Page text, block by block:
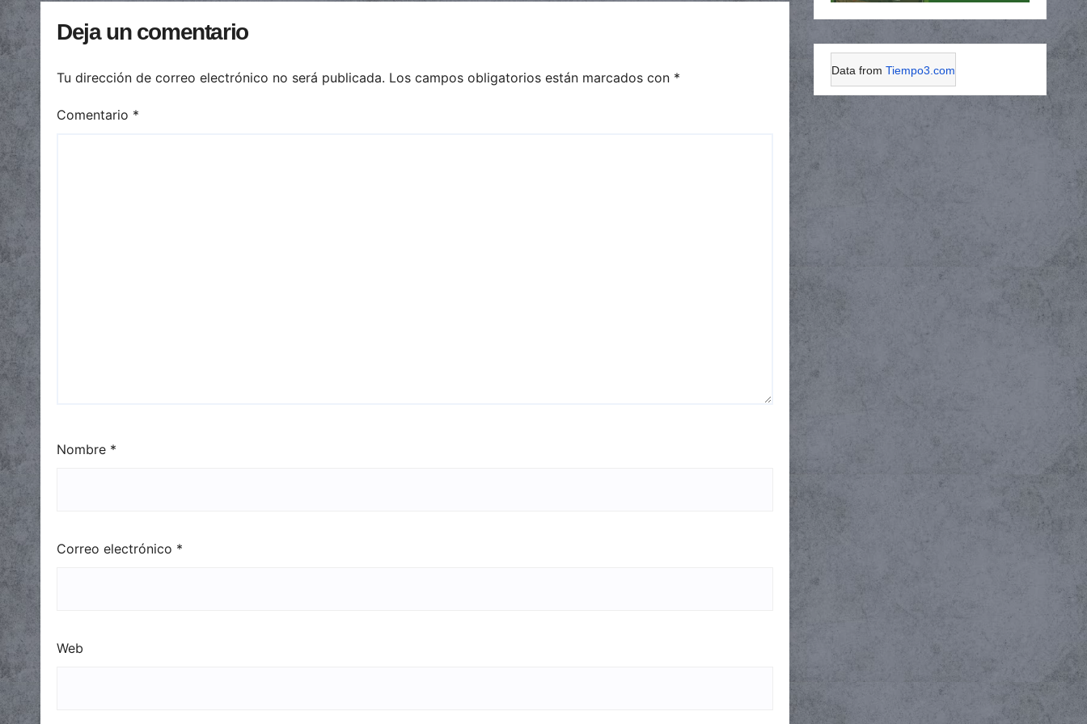
Deja un comentario
Tu dirección de correo electrónico no será publicada. Los campos obligatorios están marcados con *
Comentario *
Nombre *
Correo electrónico *
Web
Data from Tiempo3.com